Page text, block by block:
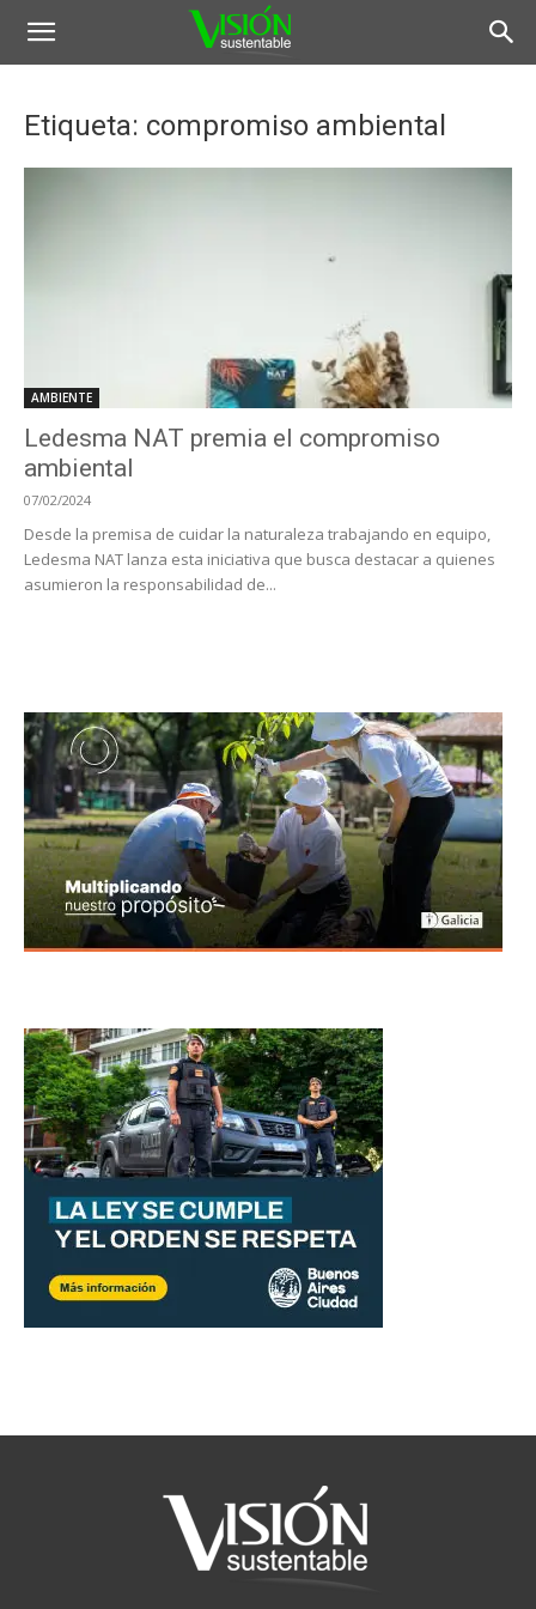
Etiqueta: compromiso ambiental
AMBIENTE
Ledesma NAT premia el compromiso
ambiental
07/02/2024
Desde la premisa de cuidar la naturaleza trabajando en equipo,
Ledesma NAT lanza esta iniciativa que busca destacar a quienes
asumieron la responsabilidad de...